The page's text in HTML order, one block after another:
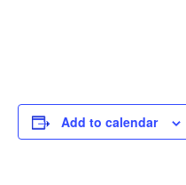
Add to calendar